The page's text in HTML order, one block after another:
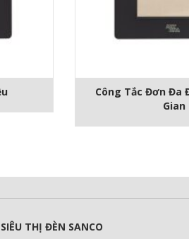
Công Tắc Đơn Đa
Gian
SIÊU THỊ ĐÈN SANCO